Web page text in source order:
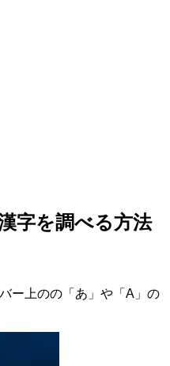
字を調べる方法
ー上のの「あ」や「A」の